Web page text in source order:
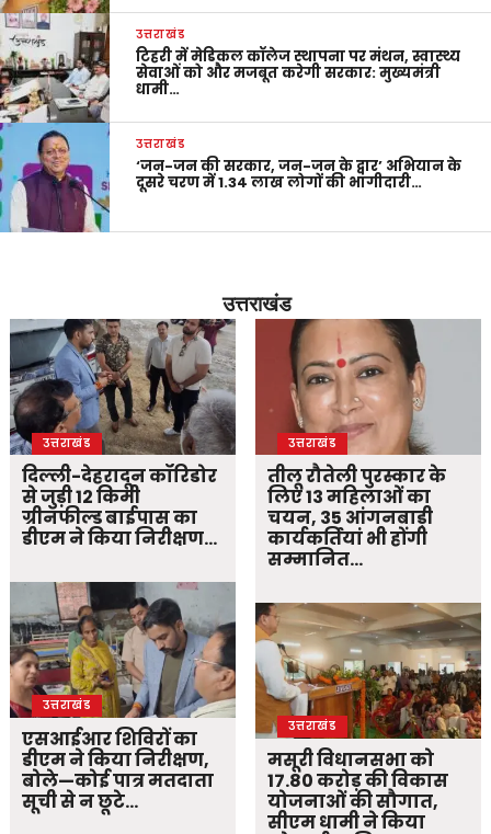
उत्तराखंड
टिहरी में मेडिकल कॉलेज स्थापना पर मंथन, स्वास्थ्य
सेवाओं को और मजबूत करेगी सरकार: मुख्यमंत्री
धामी…
उत्तराखंड
‘जन-जन की सरकार, जन-जन के द्वार’ अभियान के
दूसरे चरण में 1.34 लाख लोगों की भागीदारी…
उत्तराखंड
उत्तराखंड
दिल्ली-देहरादून कॉरिडोर
से जुड़ी 12 किमी
ग्रीनफील्ड बाईपास का
डीएम ने किया निरीक्षण…
उत्तराखंड
एसआईआर शिविरों का
डीएम ने किया निरीक्षण,
बोले—कोई पात्र मतदाता
सूची से न छूटे…
उत्तराखंड
तीलू रौतेली पुरस्कार के
लिए 13 महिलाओं का
चयन, 35 आंगनबाड़ी
कार्यकर्तियां भी होंगी
सम्मानित…
उत्तराखंड
मसूरी विधानसभा को
17.80 करोड़ की विकास
योजनाओं की सौगात,
सीएम धामी ने किया